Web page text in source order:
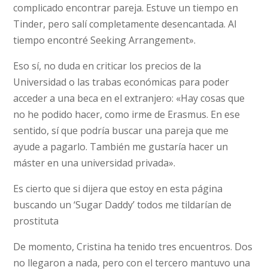
complicado encontrar pareja. Estuve un tiempo en
Tinder, pero salí completamente desencantada. Al
tiempo encontré Seeking Arrangement».
Eso sí, no duda en criticar los precios de la
Universidad o las trabas económicas para poder
acceder a una beca en el extranjero: «Hay cosas que
no he podido hacer, como irme de Erasmus. En ese
sentido, sí que podría buscar una pareja que me
ayude a pagarlo. También me gustaría hacer un
máster en una universidad privada».
Es cierto que si dijera que estoy en esta página
buscando un ‘Sugar Daddy’ todos me tildarían de
prostituta
De momento, Cristina ha tenido tres encuentros. Dos
no llegaron a nada, pero con el tercero mantuvo una